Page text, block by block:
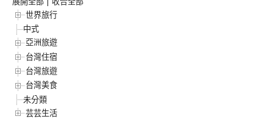
世界旅行
中式
亞洲旅遊
台灣住宿
台灣旅遊
台灣美食
未分類
芸芸生活